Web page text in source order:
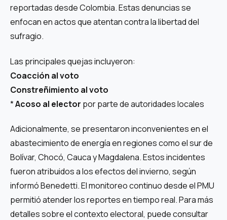
reportadas desde Colombia. Estas denuncias se
enfocan en actos que atentan contra la libertad del
sufragio.
Las principales quejas incluyeron:
Coacción al voto
Constreñimiento al voto
*Acoso al elector por parte de autoridades locales
Adicionalmente, se presentaron inconvenientes en el
abastecimiento de energía en regiones como el sur de
Bolívar, Chocó, Cauca y Magdalena. Estos incidentes
fueron atribuidos a los efectos del invierno, según
informó Benedetti. El monitoreo continuo desde el PMU
permitió atender los reportes en tiempo real. Para más
detalles sobre el contexto electoral, puede consultar